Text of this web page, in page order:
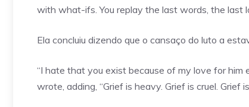
with what-ifs. You replay the last words, the last
Ela concluiu dizendo que o cansaço do luto a
“I hate that you exist because of my love for him
wrote, adding, “Grief is heavy. Grief is cruel. Grief